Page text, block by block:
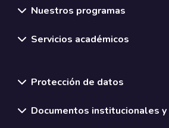
Nuestros programas
Servicios académicos
Protección de datos
Documentos institucionales